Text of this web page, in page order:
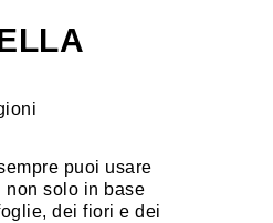
puoi usare
non solo in base
dei fiori e dei